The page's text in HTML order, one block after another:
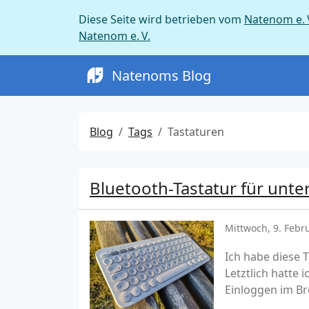
Diese Seite wird betrieben vom Natenom e.
Natenom e. V.
Natenoms Blog
Blog Tags Tastaturen
Bluetooth-Tastatur für
Mittwoch, 9.
Ich habe diese
Letztlich hatte
Einloggen im